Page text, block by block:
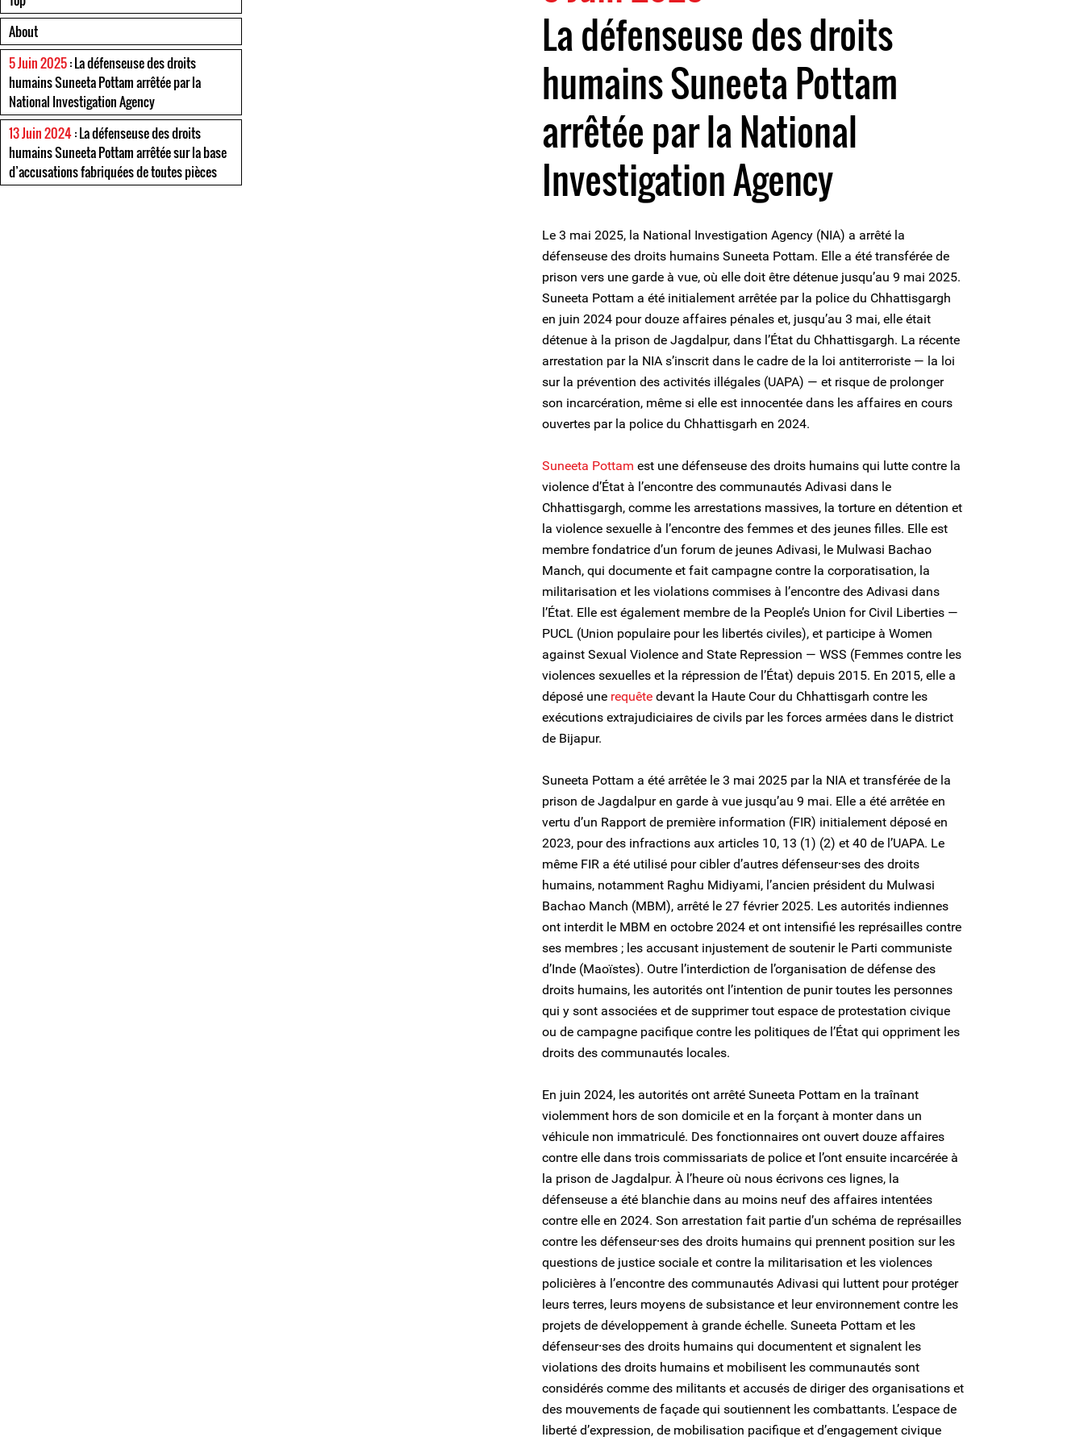
About
5 Juin 2025: La défenseuse des droits
humains Suneeta Pottam arrêtée par la
National Investigation Agency
13 Juin 2024: La défenseuse des droits
humains Suneeta Pottam arrêtée sur la base
d’accusations fabriquées de toutes pièces
La défenseuse des droits
humains Suneeta Pottam
arrêtée par la National
Investigation Agency
Le 3 mai 2025, la National Investigation Agency (NIA) a arrêté la
défenseuse des droits humains Suneeta Pottam. Elle a été transférée de
prison vers une garde à vue, où elle doit être détenue jusqu’au 9 mai 2025.
Suneeta Pottam a été initialement arrêtée par la police du Chhattisgargh
en juin 2024 pour douze affaires pénales et, jusqu’au 3 mai, elle était
détenue à la prison de Jagdalpur, dans l’État du Chhattisgargh. La récente
arrestation par la NIA s’inscrit dans le cadre de la loi antiterroriste — la loi
sur la prévention des activités illégales (UAPA) — et risque de prolonger
son incarcération, même si elle est innocentée dans les affaires en cours
ouvertes par la police du Chhattisgarh en 2024.
Suneeta Pottam est une défenseuse des droits humains qui lutte contre la
violence d’État à l’encontre des communautés Adivasi dans le
Chhattisgargh, comme les arrestations massives, la torture en détention et
la violence sexuelle à l’encontre des femmes et des jeunes filles. Elle est
membre fondatrice d’un forum de jeunes Adivasi, le Mulwasi Bachao
Manch, qui documente et fait campagne contre la corporatisation, la
militarisation et les violations commises à l’encontre des Adivasi dans
l’État. Elle est également membre de la People’s Union for Civil Liberties —
PUCL (Union populaire pour les libertés civiles), et participe à Women
against Sexual Violence and State Repression — WSS (Femmes contre les
violences sexuelles et la répression de l’État) depuis 2015. En 2015, elle a
déposé une requête devant la Haute Cour du Chhattisgarh contre les
exécutions extrajudiciaires de civils par les forces armées dans le district
de Bijapur.
Suneeta Pottam a été arrêtée le 3 mai 2025 par la NIA et transférée de la
prison de Jagdalpur en garde à vue jusqu’au 9 mai. Elle a été arrêtée en
vertu d’un Rapport de première information (FIR) initialement déposé en
2023, pour des infractions aux articles 10, 13 (1) (2) et 40 de l’UAPA. Le
même FIR a été utilisé pour cibler d’autres défenseur⸱ses des droits
humains, notamment Raghu Midiyami, l’ancien président du Mulwasi
Bachao Manch (MBM), arrêté le 27 février 2025. Les autorités indiennes
ont interdit le MBM en octobre 2024 et ont intensifié les représailles contre
ses membres ; les accusant injustement de soutenir le Parti communiste
d’Inde (Maoïstes). Outre l’interdiction de l’organisation de défense des
droits humains, les autorités ont l’intention de punir toutes les personnes
qui y sont associées et de supprimer tout espace de protestation civique
ou de campagne pacifique contre les politiques de l’État qui oppriment les
droits des communautés locales.
En juin 2024, les autorités ont arrêté Suneeta Pottam en la traînant
violemment hors de son domicile et en la forçant à monter dans un
véhicule non immatriculé. Des fonctionnaires ont ouvert douze affaires
contre elle dans trois commissariats de police et l’ont ensuite incarcérée à
la prison de Jagdalpur. À l’heure où nous écrivons ces lignes, la
défenseuse a été blanchie dans au moins neuf des affaires intentées
contre elle en 2024. Son arrestation fait partie d’un schéma de représailles
contre les défenseur⸱ses des droits humains qui prennent position sur les
questions de justice sociale et contre la militarisation et les violences
policières à l’encontre des communautés Adivasi qui luttent pour protéger
leurs terres, leurs moyens de subsistance et leur environnement contre les
projets de développement à grande échelle. Suneeta Pottam et les
défenseur⸱ses des droits humains qui documentent et signalent les
violations des droits humains et mobilisent les communautés sont
considérés comme des militants et accusés de diriger des organisations et
des mouvements de façade qui soutiennent les combattants. L’espace de
liberté d’expression, de mobilisation pacifique et d’engagement civique